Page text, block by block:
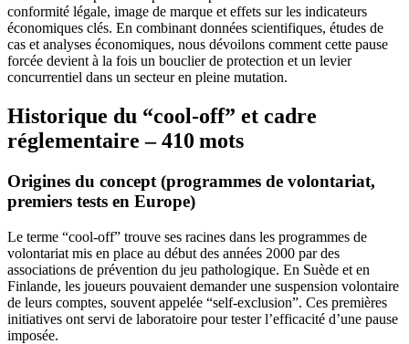
conformité légale, image de marque et effets sur les indicateurs
économiques clés. En combinant données scientifiques, études de
cas et analyses économiques, nous dévoilons comment cette pause
forcée devient à la fois un bouclier de protection et un levier
concurrentiel dans un secteur en pleine mutation.
Historique du “cool‑off” et cadre
réglementaire – 410 mots
Origines du concept (programmes de volontariat,
premiers tests en Europe)
Le terme “cool‑off” trouve ses racines dans les programmes de
volontariat mis en place au début des années 2000 par des
associations de prévention du jeu pathologique. En Suède et en
Finlande, les joueurs pouvaient demander une suspension volontaire
de leurs comptes, souvent appelée “self‑exclusion”. Ces premières
initiatives ont servi de laboratoire pour tester l’efficacité d’une pause
imposée.